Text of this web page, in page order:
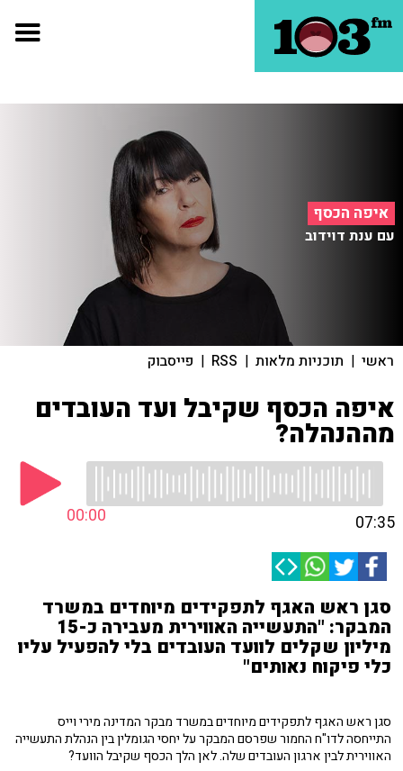
איפה הכסף
עם ענת דוידוב
ראשי | תוכניות מלאות |
RSS
| פייסבוק
איפה הכסף שקיבל ועד העובדים
מההנהלה?
00:00 07:35
סגן ראש האגף לתפקידים מיוחדים במשרד
המבקר: "התעשייה האווירית מעבירה כ-15
מיליון שקלים לוועד העובדים בלי להפעיל עליו
כלי פיקוח נאותים"
סגן ראש האגף לתפקידים מיוחדים במשרד מבקר המדינה מירי וייס
התייחסה לדו"ח החמור שפרסם המבקר על יחסי הגומלין בין הנהלת התעשייה
האווירית לבין ארגון העובדים שלה. לאן הלך הכסף שקיבל הוועד?